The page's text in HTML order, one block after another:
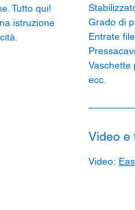
Tutto qui!
istruzione
Grado di
Entrate
Vaschette
ecc.
Video e
Video: